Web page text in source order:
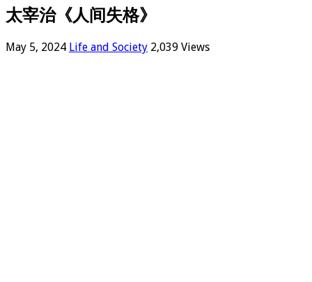
太宰治《人间失格》
May 5, 2024 Life and Society 2,039 Views